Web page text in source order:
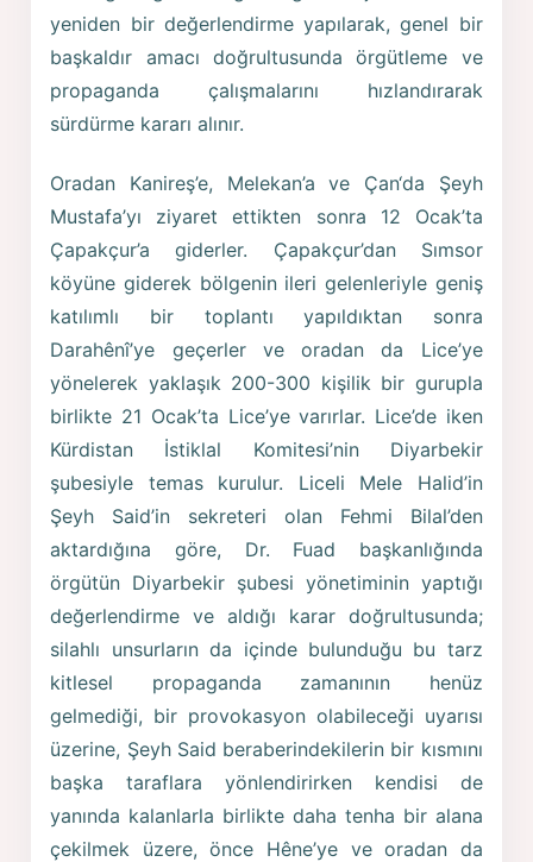
yeniden bir değerlendirme yapılarak, genel bir
başkaldır amacı doğrultusunda örgütleme ve
propaganda çalışmalarını hızlandırarak
sürdürme kararı alınır.
Oradan Kanireş’e, Melekan’a ve Çan‘da Şeyh
Mustafa’yı ziyaret ettikten sonra 12 Ocak’ta
Çapakçur’a giderler. Çapakçur’dan Sımsor
köyüne giderek bölgenin ileri gelenleriyle geniş
katılımlı bir toplantı yapıldıktan sonra
Darahênî’ye geçerler ve oradan da Lice’ye
yönelerek yaklaşık 200-300 kişilik bir gurupla
birlikte 21 Ocak’ta Lice’ye varırlar. Lice’de iken
Kürdistan İstiklal Komitesi’nin Diyarbekir
şubesiyle temas kurulur. Liceli Mele Halid’in
Şeyh Said’in sekreteri olan Fehmi Bilal’den
aktardığına göre, Dr. Fuad başkanlığında
örgütün Diyarbekir şubesi yönetiminin yaptığı
değerlendirme ve aldığı karar doğrultusunda;
silahlı unsurların da içinde bulunduğu bu tarz
kitlesel propaganda zamanının henüz
gelmediği, bir provokasyon olabileceği uyarısı
üzerine, Şeyh Said beraberindekilerin bir kısmını
başka taraflara yönlendirirken kendisi de
yanında kalanlarla birlikte daha tenha bir alana
çekilmek üzere, önce Hêne’ye ve oradan da